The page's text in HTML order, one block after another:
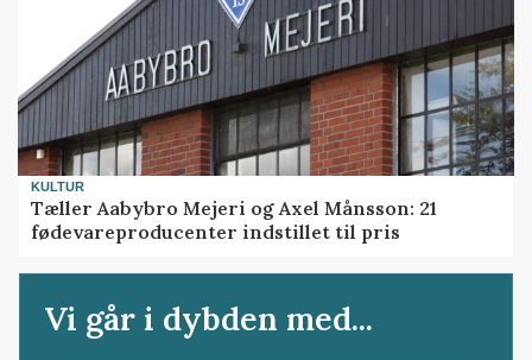
KULTUR
Tæller Aabybro Mejeri og Axel Månsson: 21
fødevareproducenter indstillet til pris
Vi går i dybden med...